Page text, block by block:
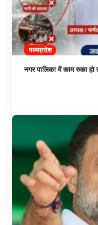
मध्यप्रदेश
नगर पालिका में काम रुका हो